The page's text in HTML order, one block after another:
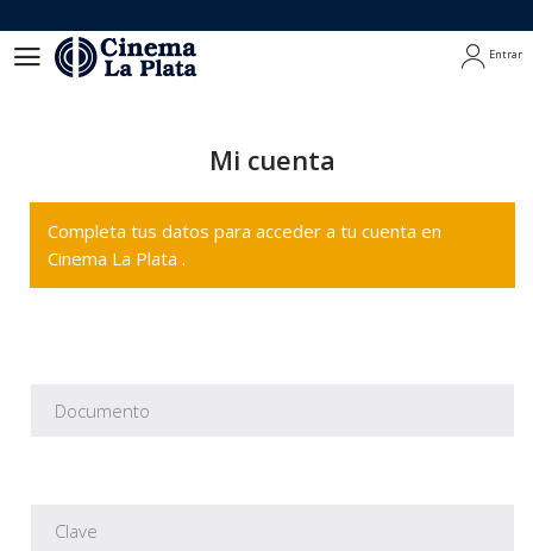
Entrar
Mi cuenta
Completa tus datos para acceder a tu cuenta en
Cinema La Plata .